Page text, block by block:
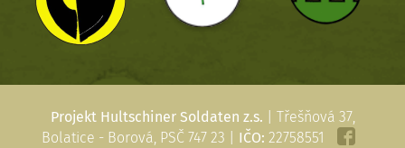
Projekt Hultschiner Soldaten z.s. | Třešňová 37,
Bolatice - Borová, PSČ 747 23 | IČO: 22758551